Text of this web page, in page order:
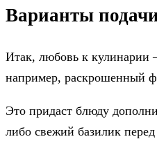
Варианты
Итак, любовь к кулинарии
например, раскрошенный
Это придаст блюду
либо свежий базилик